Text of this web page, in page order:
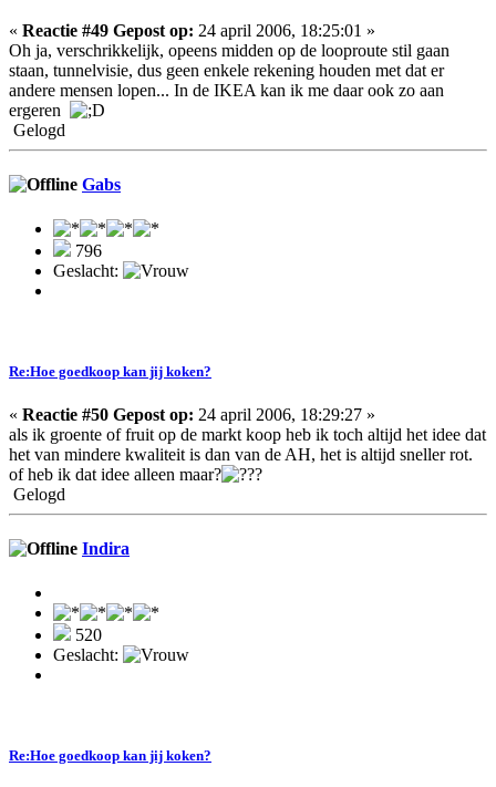
« Reactie #49 Gepost op: 24 april 2006, 18:25:01 »
Oh ja, verschrikkelijk, opeens midden op de looproute stil gaan
staan, tunnelvisie, dus geen enkele rekening houden met dat er
andere mensen lopen... In de IKEA kan ik me daar ook zo aan
ergeren
Gelogd
Gabs
796
Geslacht:
Re:Hoe goedkoop kan jij koken?
« Reactie #50 Gepost op: 24 april 2006, 18:29:27 »
als ik groente of fruit op de markt koop heb ik toch altijd het idee dat
het van mindere kwaliteit is dan van de AH, het is altijd sneller rot.
of heb ik dat idee alleen maar?
Gelogd
Indira
520
Geslacht:
Re:Hoe goedkoop kan jij koken?